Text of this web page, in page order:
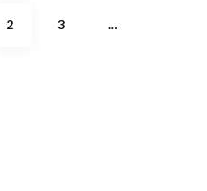
PAGE
2 PAGE
3 …